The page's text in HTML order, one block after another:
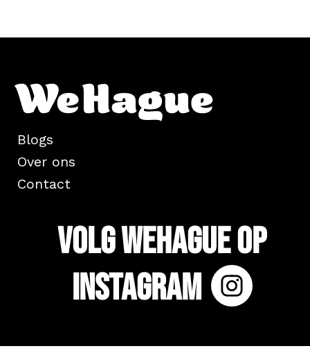
Blogs
Over ons
Contact
Volg WeHague op
Instagram